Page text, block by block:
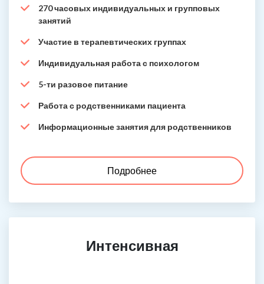
270 часовых индивидуальных и групповых
занятий
Участие в терапевтических группах
Индивидуальная работа с психологом
5-ти разовое питание
Работа с родственниками пациента
Информационные занятия для родственников
Подробнее
Интенсивная